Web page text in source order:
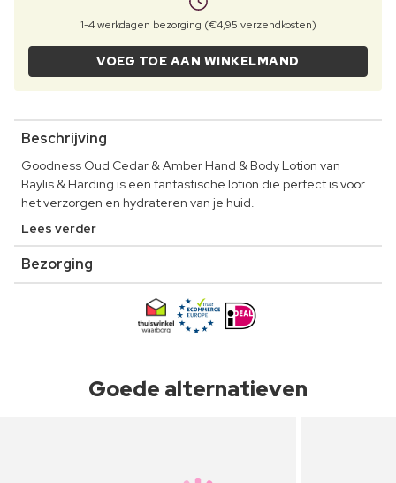
1-4 werkdagen bezorging (€4,95 verzendkosten)
VOEG TOE AAN WINKELMAND
Beschrijving
Goodness Oud Cedar & Amber Hand & Body Lotion van
Baylis & Harding is een fantastische lotion die perfect is voor
het verzorgen en hydrateren van je huid.
Lees verder
Bezorging
Goede alternatieven